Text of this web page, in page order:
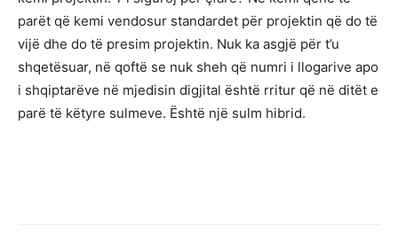
parët që kemi vendosur standardet për projektin që do të
vijë dhe do të presim projektin. Nuk ka asgjë për t’u
shqetësuar, në qoftë se nuk sheh që numri i llogarive apo
i shqiptarëve në mjedisin digjital është rritur që në ditët e
parë të këtyre sulmeve. Është një sulm hibrid.